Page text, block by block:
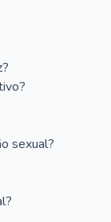
sexual?